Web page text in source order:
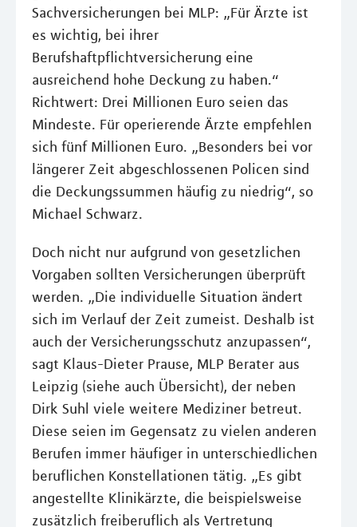
Sachversicherungen bei MLP: „Für Ärzte ist
es wichtig, bei ihrer
Berufshaftpflichtversicherung eine
ausreichend hohe Deckung zu haben.“
Richtwert: Drei Millionen Euro seien das
Mindeste. Für operierende Ärzte empfehlen
sich fünf Millionen Euro. „Besonders bei vor
längerer Zeit abgeschlossenen Policen sind
die Deckungssummen häufig zu niedrig“, so
Michael Schwarz.
Doch nicht nur aufgrund von gesetzlichen
Vorgaben sollten Versicherungen überprüft
werden. „Die individuelle Situation ändert
sich im Verlauf der Zeit zumeist. Deshalb ist
auch der Versicherungsschutz anzupassen“,
sagt Klaus-Dieter Prause, MLP Berater aus
Leipzig (siehe auch Übersicht), der neben
Dirk Suhl viele weitere Mediziner betreut.
Diese seien im Gegensatz zu vielen anderen
Berufen immer häufiger in unterschiedlichen
beruflichen Konstellationen tätig. „Es gibt
angestellte Klinikärzte, die beispielsweise
zusätzlich freiberuflich als Vertretung